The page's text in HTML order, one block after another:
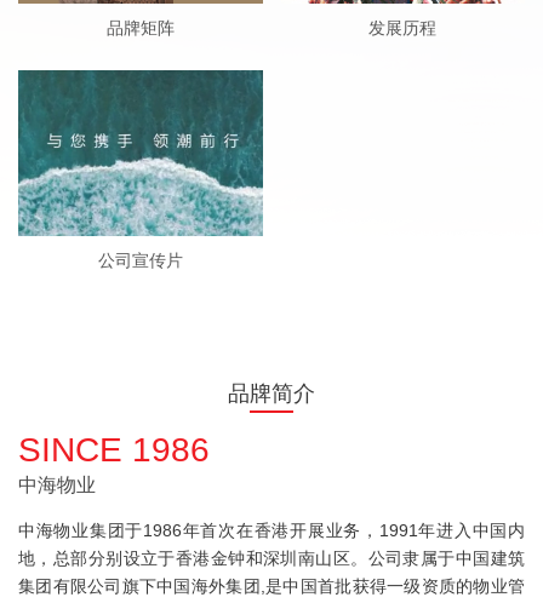
品牌矩阵 发展历程
公司宣传片
品牌简介
SINCE 1986
中海物业
中海物业集团于1986年首次在香港开展业务，1991年进入中国内
地，总部分别设立于香港金钟和深圳南山区。公司隶属于中国建筑
集团有限公司旗下中国海外集团,是中国首批获得一级资质的物业管